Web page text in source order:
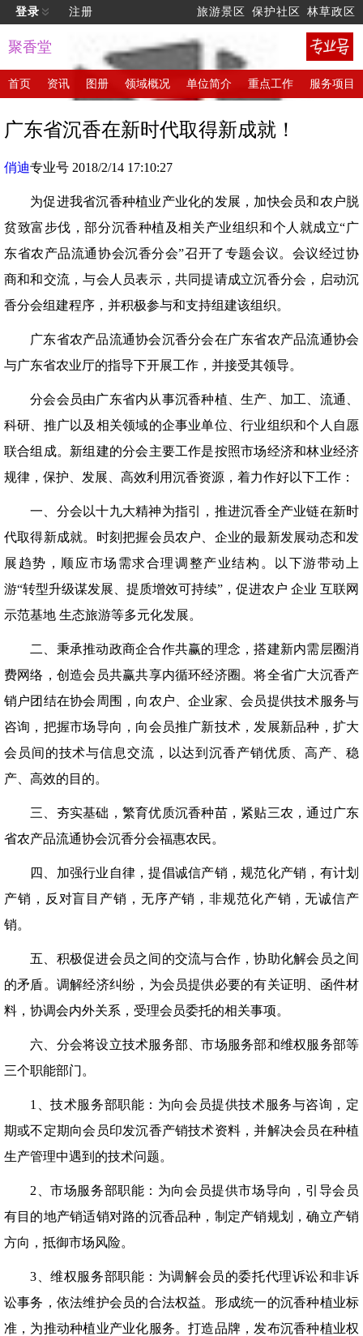
登录 注册 旅游景区 保护社区 林草政区
聚香堂
首页 资讯 图册 领域概况 单位简介 重点工作 服务项目
广东省沉香在新时代取得新成就！
俏迪专业号 2018/2/14 17:10:27
为促进我省沉香种植业产业化的发展，加快会员和农户脱
贫致富步伐，部分沉香种植及相关产业组织和个人就成立“广
东省农产品流通协会沉香分会”召开了专题会议。会议经过协
商和和交流，与会人员表示，共同提请成立沉香分会，启动沉
香分会组建程序，并积极参与和支持组建该组织。
广东省农产品流通协会沉香分会在广东省农产品流通协会
与广东省农业厅的指导下开展工作，并接受其领导。
分会会员由广东省内从事沉香种植、生产、加工、流通、
科研、推广以及相关领域的企事业单位、行业组织和个人自愿
联合组成。新组建的分会主要工作是按照市场经济和林业经济
规律，保护、发展、高效利用沉香资源，着力作好以下工作：
一、分会以十九大精神为指引，推进沉香全产业链在新时
代取得新成就。时刻把握会员农户、企业的最新发展动态和发
展趋势，顺应市场需求合理调整产业结构。以下游带动上
游“转型升级谋发展、提质增效可持续”，促进农户 企业 互联网
示范基地 生态旅游等多元化发展。
二、秉承推动政商企合作共赢的理念，搭建新内需层圈消
费网络，创造会员共赢共享内循环经济圈。将全省广大沉香产
销户团结在协会周围，向农户、企业家、会员提供技术服务与
咨询，把握市场导向，向会员推广新技术，发展新品种，扩大
会员间的技术与信息交流，以达到沉香产销优质、高产、稳
产、高效的目的。
三、夯实基础，繁育优质沉香种苗，紧贴三农，通过广东
省农产品流通协会沉香分会福惠农民。
四、加强行业自律，提倡诚信产销，规范化产销，有计划
产销，反对盲目产销，无序产销，非规范化产销，无诚信产
销。
五、积极促进会员之间的交流与合作，协助化解会员之间
的矛盾。调解经济纠纷，为会员提供必要的有关证明、函件材
料，协调会内外关系，受理会员委托的相关事项。
六、分会将设立技术服务部、市场服务部和维权服务部等
三个职能部门。
1、技术服务部职能：为向会员提供技术服务与咨询，定
期或不定期向会员印发沉香产销技术资料，并解决会员在种植
生产管理中遇到的技术问题。
2、市场服务部职能：为向会员提供市场导向，引导会员
有目的地产销适销对路的沉香品种，制定产销规划，确立产销
方向，抵御市场风险。
3、维权服务部职能：为调解会员的委托代理诉讼和非诉
讼事务，依法维护会员的合法权益。形成统一的沉香种植业标
准，为推动种植业产业化服务。打造品牌，发布沉香种植业权